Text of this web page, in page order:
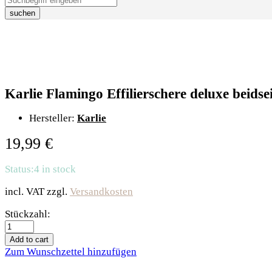
suchen
Karlie Flamingo Effilierschere deluxe
Hersteller: Karlie
19,99 €
Status:4 in stock
incl. VAT zzgl. Versandkosten
Karlie
Flamingo
Effilierschere
deluxe
Stückzahl:
Add to cart
Zum Wunschzettel hinzufügen